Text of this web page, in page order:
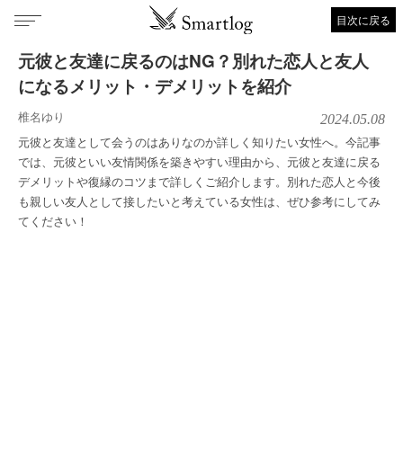
目次に戻る
元彼と友達に戻るのはNG？別れた恋人と友人
になるメリット・デメリットを紹介
椎名ゆり 2024.05.08
元彼と友達として会うのはありなのか詳しく知りたい女性へ。今記事
では、元彼といい友情関係を築きやすい理由から、元彼と友達に戻る
デメリットや復縁のコツまで詳しくご紹介します。別れた恋人と今後
も親しい友人として接したいと考えている女性は、ぜひ参考にしてみ
てください！